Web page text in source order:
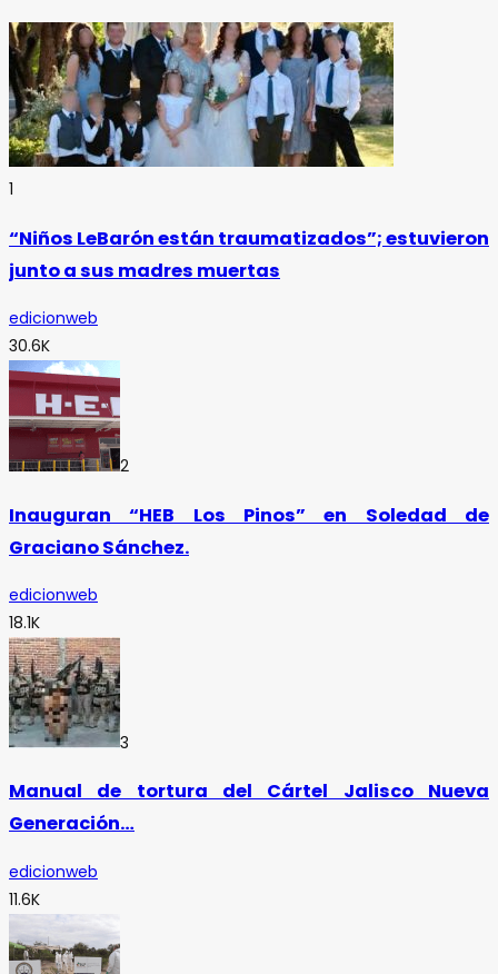
1
“Niños LeBarón están traumatizados”; estuvieron
junto a sus madres muertas
edicionweb
30.6K
2
Inauguran “HEB Los Pinos” en Soledad de
Graciano Sánchez.
edicionweb
18.1K
3
Manual de tortura del Cártel Jalisco Nueva
Generación…
edicionweb
11.6K